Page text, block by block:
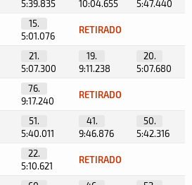
5:39.835
10:04.655
5:47.440
15.
5:01.076
RETIRADO
21.
5:07.300
19.
9:11.238
20.
5:07.680
76.
9:17.240
RETIRADO
51.
5:40.011
41.
9:46.876
50.
5:42.316
22.
5:10.621
RETIRADO